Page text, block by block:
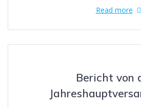
Read more
Bericht von